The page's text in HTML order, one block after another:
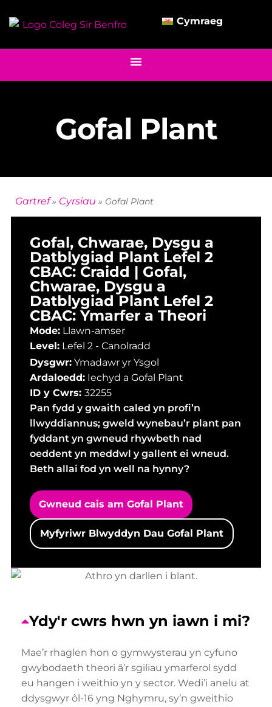
Cymraeg
Gofal Plant
Gartref» Cyrsiau » Gofal Plant
Gofal, Chwarae, Dysgu a
Datblygiad Plant Lefel 2
CBAC: Craidd | Gofal,
Chwarae, Dysgu a
Datblygiad Plant Lefel 2
CBAC: Ymarfer a Theori
Mode: Llawn-amser
Level: Lefel 2 - Canolradd
Dysgwr: Ymadawr yr Ysgol
Ardaloedd: Iechyd a Gofal Plant
ID y Cwrs: 32255
Pan fydd y gwaith caled yn profi’n
llwyddiannus; gweld wynebau’r plant pan
fyddant yn gwneud rhywbeth nad
oeddent yn meddwl y gallent ei wneud.
Beth allai fod yn well na hynny?
Gwneud cais am Gofal Plant
Myfyriwr Blwyddyn Dau Gofal Plant
Ydy'r cwrs hwn yn iawn i mi?
Mae’r rhaglen hon o gymwysterau yn cyfuno
gwybodaeth theori â’r sgiliau ymarferol sydd
eu hangen i weithio yn y sector. Wedi’i anelu at
ddysgwyr ôl-16 yng Nghymru, sy’n gweithio